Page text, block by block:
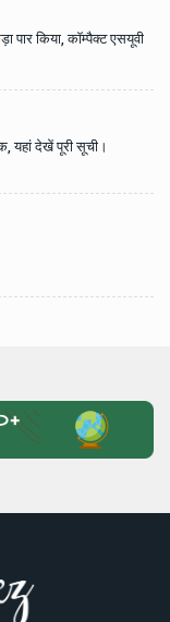
पार किया, कॉम्पैक्ट एसयूवी
यहां देखें पूरी सूची।